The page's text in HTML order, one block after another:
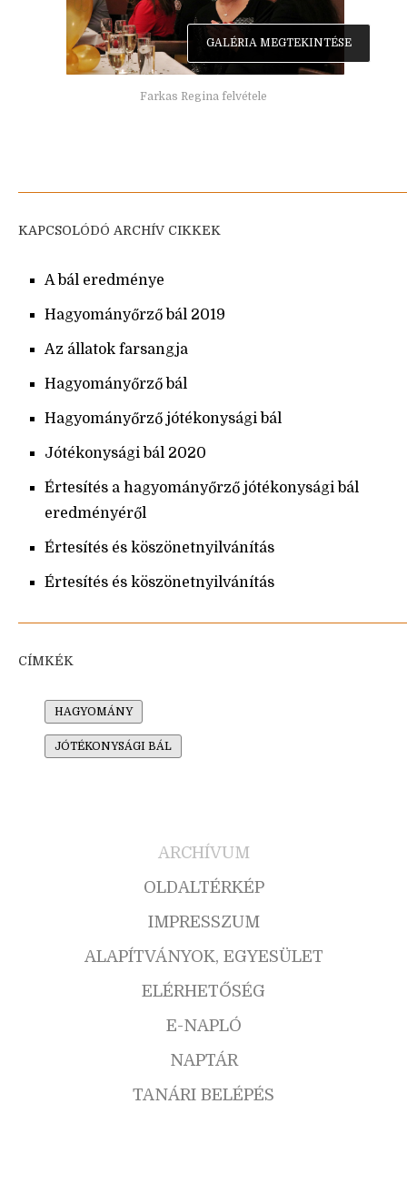
Farkas Regina felvétele
GALÉRIA MEGTEKINTÉSE
KAPCSOLÓDÓ ARCHÍV CIKKEK
A bál eredménye
Hagyományőrző bál 2019
Az állatok farsangja
Hagyományőrző bál
Hagyományőrző jótékonysági bál
Jótékonysági bál 2020
Értesítés a hagyományőrző jótékonysági bál
eredményéről
Értesítés és köszönetnyilvánítás
Értesítés és köszönetnyilvánítás
CÍMKÉK
HAGYOMÁNY
JÓTÉKONYSÁGI BÁL
ARCHÍVUM
OLDALTÉRKÉP
IMPRESSZUM
ALAPÍTVÁNYOK, EGYESÜLET
ELÉRHETŐSÉG
E-NAPLÓ
NAPTÁR
TANÁRI BELÉPÉS